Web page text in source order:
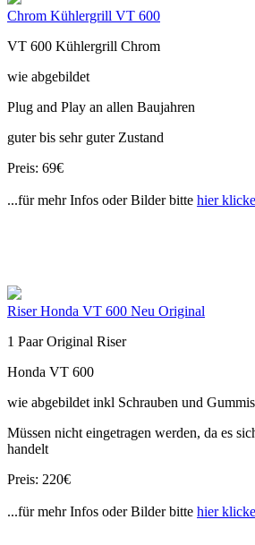
Chrom Kühlergrill VT 600
VT 600 Kühlergrill Chrom
wie abgebildet
Plug and Play an allen Baujahren
guter bis sehr guter Zustand
Preis: 69€
...für mehr Infos oder Bilder bitte hier
Riser Honda VT 600 Neu Original
1 Paar Original Riser
Honda VT 600
wie abgebildet inkl Schrauben und Gummis
Müssen nicht eingetragen werden, da es
handelt
Preis: 220€
...für mehr Infos oder Bilder bitte hier